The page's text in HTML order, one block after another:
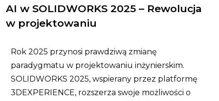
AI w SOLIDWORKS 2025 – Rewolucja
w projektowaniu
Rok 2025 przynosi prawdziwą zmianę
paradygmatu w projektowaniu inżynierskim.
SOLIDWORKS 2025, wspierany przez platformę
3DEXPERIENCE, rozszerza swoje możliwości o